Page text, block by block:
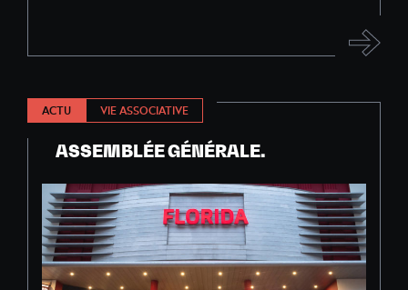
ACTU VIE ASSOCIATIVE
ASSEMBLÉE GÉNÉRALE.